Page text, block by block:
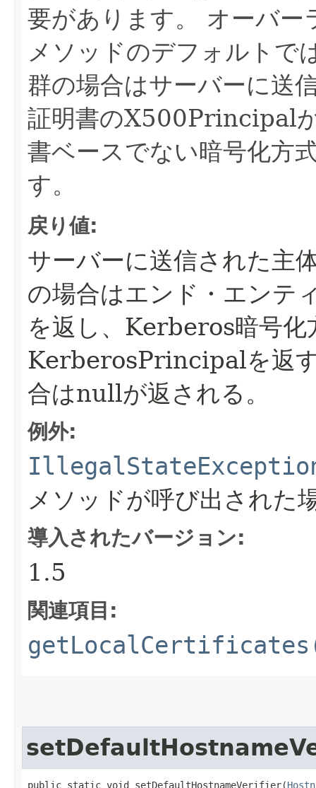
要があります。
オーバー
メソッドのデフォルトで
群の場合はサーバーに送
証明書のX500Principal
書ベースでない暗号化方
す。
戻り値:
サーバーに送信された主
の場合はエンド・エン
を返し、Kerberos暗号化
KerberosPrincipalを返
合はnullが返される。
例外:
メソッドが呼び出された
導入されたバージョン:
1.5
関連項目:
public static void setDefaultHostnameVerifier​(